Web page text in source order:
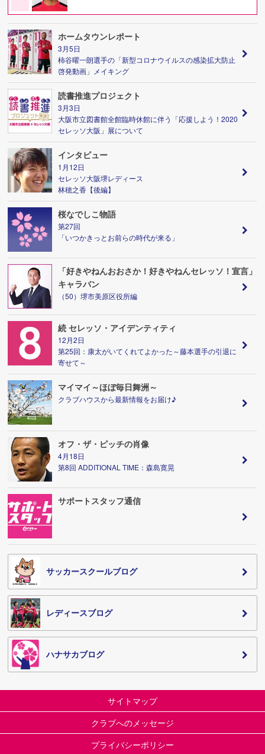
ホームタウンレポート
3月5日
柿谷曜一朗選手の「新型コロナウイルスの感染拡大防止
啓発動画」メイキング
読書推進プロジェクト
3月3日
大阪市立図書館全館臨時休館に伴う「応援しよう！2020
セレッソ大阪」展について
インタビュー
1月12日
セレッソ大阪堺レディース
林穂之香【後編】
桜なでしこ物語
第27回
「いつかきっとお前らの時代が来る」
「好きやねんおおさか！好きやねんセレッソ！宣言」
キャラバン
（50）堺市美原区役所編
続 セレッソ・アイデンティティ
12月2日
第25回：康太がいてくれてよかった～藤本選手の引退に
寄せて～
マイマイ～ほぼ毎日舞洲～
クラブハウスから最新情報をお届け♪
オフ・ザ・ピッチの肖像
4月18日
第8回 ADDITIONAL TIME：森島寛晃
サポートスタッフ通信
サッカースクールブログ
レディースブログ
ハナサカブログ
サイトマップ
クラブへのメッセージ
プライバシーポリシー